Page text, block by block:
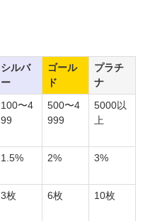
シルバ
ー
ゴール
ド
プラチ
ナ
100〜4
99
500〜4
999
5000以
上
1.5% 2% 3%
3枚 6枚 10枚